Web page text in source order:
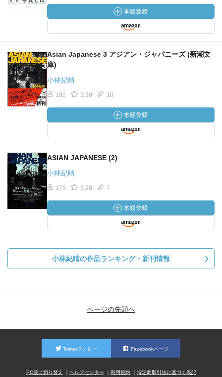
Asian Japanese 3 アジアン・ジャパニーズ (新潮文
庫)
小林紀晴
192 3.38 10
ASIAN JAPANESE (2)
小林紀晴
175 3.28 7
小林紀晴の作品ランキング・新刊情報
ページの先頭へ
Twitterフォロー Facebookページ
PC版に切り替え ヘルプセンター 利用規約 特定商取引法に基づく表記